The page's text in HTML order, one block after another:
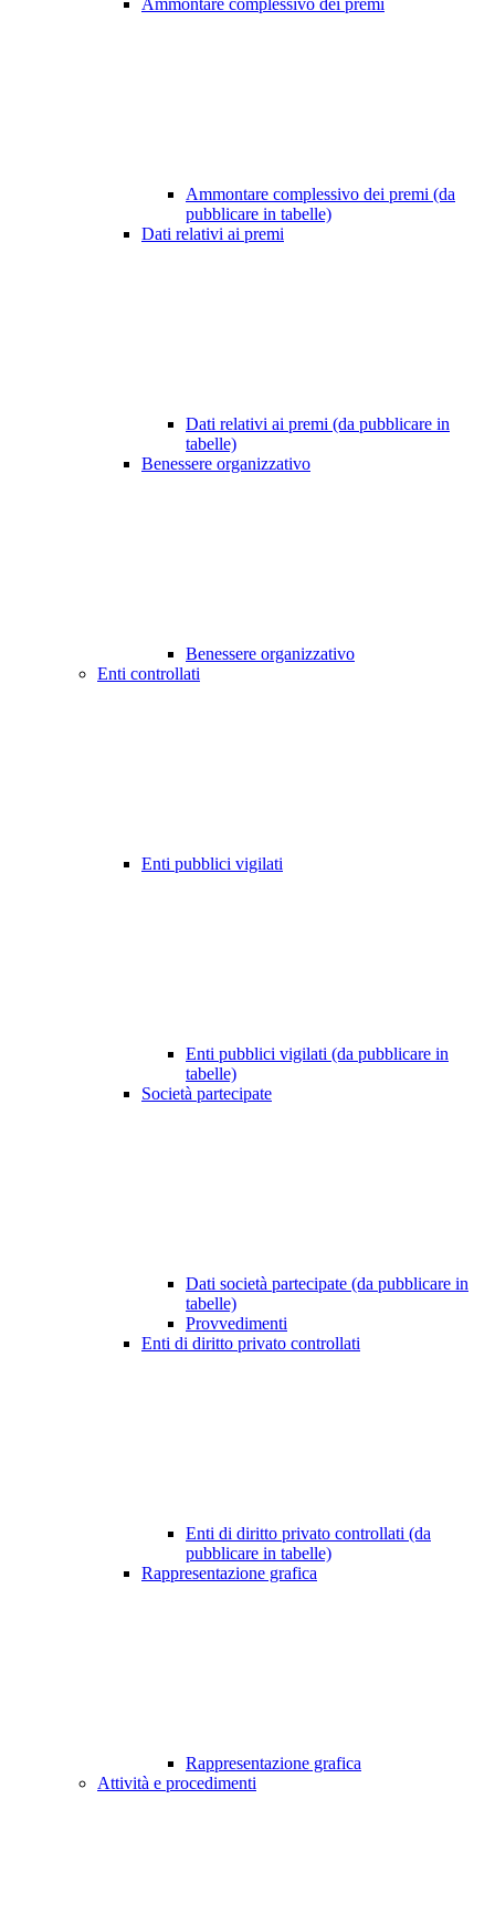
Ammontare complessivo dei premi
Ammontare complessivo dei premi (da
pubblicare in tabelle)
Dati relativi ai premi
Dati relativi ai premi (da pubblicare in
tabelle)
Benessere organizzativo
Benessere organizzativo
Enti controllati
Enti pubblici vigilati
Enti pubblici vigilati (da pubblicare in
tabelle)
Società partecipate
Dati società partecipate (da pubblicare in
tabelle)
Provvedimenti
Enti di diritto privato controllati
Enti di diritto privato controllati (da
pubblicare in tabelle)
Rappresentazione grafica
Rappresentazione grafica
Attività e procedimenti